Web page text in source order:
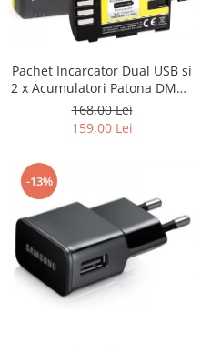
Pachet Incarcator Dual USB si
2 x Acumulatori Patona DMW-
BLF19E pentru Panasonic
Lumix DC-GH5 DMC-GH4
168,00 Lei
159,00 Lei
-13%